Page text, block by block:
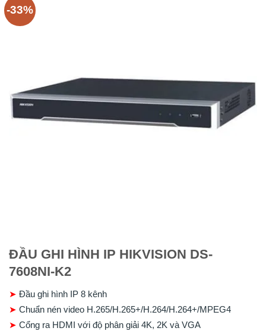
-33%
ĐẦU GHI HÌNH IP HIKVISION DS-
7608NI-K2
➤ Đầu ghi hình IP 8 kênh
➤ Chuẩn nén video H.265/H.265+/H.264/H.264+/MPEG4
➤ Cổng ra HDMI với độ phân giải 4K, 2K và VGA